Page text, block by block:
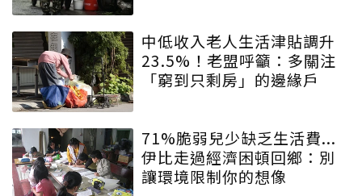
中低收入老人生活津貼調升
23.5%！老盟呼籲：多關注
「窮到只剩房」的邊緣戶
71%脆弱兒少缺乏生活費...
伊比走過經濟困頓回鄉：別
讓環境限制你的想像